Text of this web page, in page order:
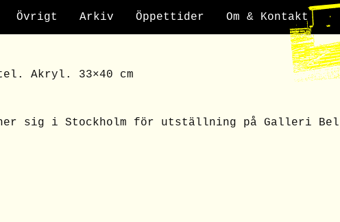
Övrigt Arkiv Öppettider Om & Kontakt
Akryl. 33×40 cm
sig i Stockholm för utställning på Galleri